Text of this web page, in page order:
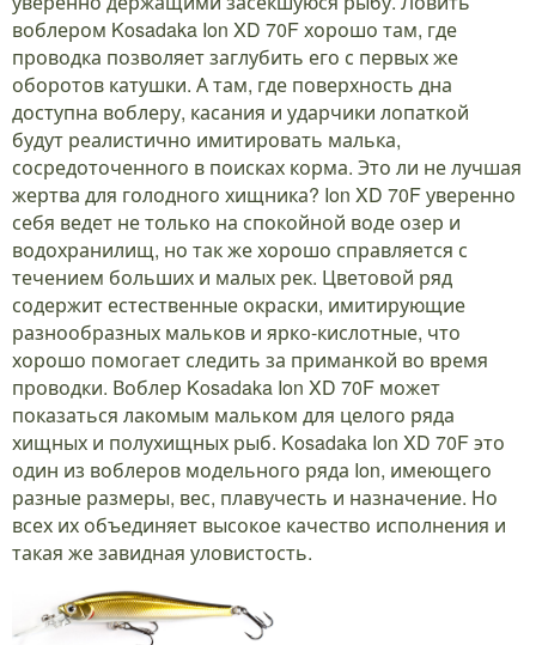
воблером Kosadaka Ion XD 70F хорошо там, где
проводка позволяет заглубить его с первых же
оборотов катушки. А там, где поверхность дна
доступна воблеру, касания и ударчики лопаткой
будут реалистично имитировать малька,
сосредоточенного в поисках корма. Это ли не лучшая
жертва для голодного хищника? Ion XD 70F уверенно
себя ведет не только на спокойной воде озер и
водохранилищ, но так же хорошо справляется с
течением больших и малых рек. Цветовой ряд
содержит естественные окраски, имитирующие
разнообразных мальков и ярко-кислотные, что
хорошо помогает следить за приманкой во время
проводки. Воблер Kosadaka Ion XD 70F может
показаться лакомым мальком для целого ряда
хищных и полухищных рыб. Kosadaka Ion XD 70F это
один из воблеров модельного ряда Ion, имеющего
разные размеры, вес, плавучесть и назначение. Но
всех их объединяет высокое качество исполнения и
такая же завидная уловистость.